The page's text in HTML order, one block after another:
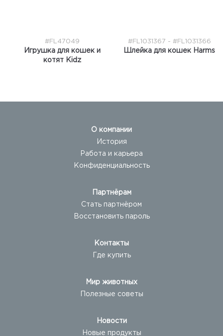
#FL47049
Игрушка для кошек и
котят Kidz
#FL1031367 - #FL1031366
Шлейка для кошек Harms
О компании
История
Работа и карьера
Конфиденциальность
Партнёрам
Стать партнёром
Восстановить пароль
Контакты
Где купить
Мир животных
Полезные советы
Новости
Новые продукты